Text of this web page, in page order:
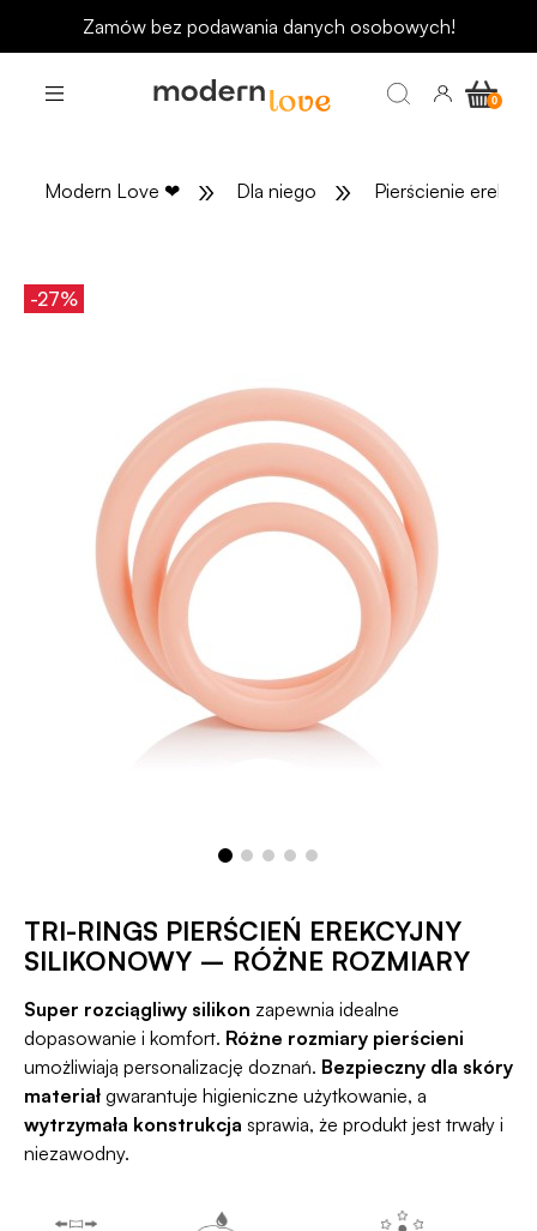
Odbierz rabat 15 zł na pierwsze zakupy
Modern Love ❤ » Dla niego » Pierścienie
-27%
TRI-RINGS PIERŚCIEŃ EREKCYJNY
SILIKONOWY – RÓŻNE ROZMIARY
Super rozciągliwy silikon zapewnia idealne
dopasowanie i komfort. Różne rozmiary pierścieni
umożliwiają personalizację doznań. Bezpieczny dla skóry
materiał gwarantuje higieniczne użytkowanie, a
wytrzymała konstrukcja sprawia, że produkt jest trwały i
niezawodny.